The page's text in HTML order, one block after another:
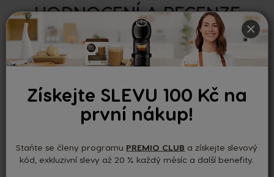
×
Získejte SLEVU 100 Kč na
první nákup!
Staňte se členy programu PREMIO CLUB a získejte slevový
kód, exkluzivní slevy až 20 % každý měsíc a další benefity.
HODNOCENÍ A RECENZE
0.00
Podle 0 recenzí